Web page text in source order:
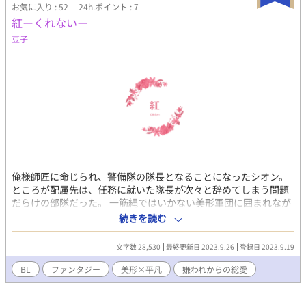
お気に入り : 52 24h.ポイント : 7
紅ーくれないー
豆子
俺様師匠に命じられ、警備隊の隊長となることになったシオン。
ところが配属先は、任務に就いた隊長が次々と辞めてしまう問題
だらけの部隊だった。 一筋縄ではいかない美形軍団に囲まれなが
らも、奮闘する。 コメディ時々シリアス ※流血表現あり ※後に無
理矢理表現あり
続きを読む
文字数 28,530 最終更新日 2023.9.26 登録日 2023.9.19
BL ファンタジー 美形×平凡 嫌われからの総愛